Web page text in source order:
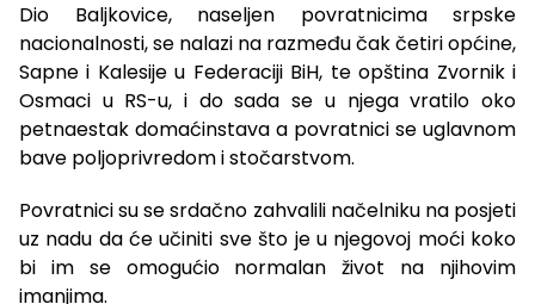
Dio Baljkovice, naseljen povratnicima srpske
nacionalnosti, se nalazi na razmeđu čak četiri općine,
Sapne i Kalesije u Federaciji BiH, te opština Zvornik i
Osmaci u RS-u, i do sada se u njega vratilo oko
petnaestak domaćinstava a povratnici se uglavnom
bave poljoprivredom i stočarstvom.
Povratnici su se srdačno zahvalili načelniku na posjeti
uz nadu da će učiniti sve što je u njegovoj moći koko
bi im se omogućio normalan život na njihovim
imanjima.